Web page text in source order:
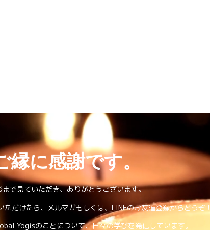
縁に感謝です。
まで見ていただき、ありがとうございます。
だけたら、メルマガもしくは、LINEのお友達登録からどうぞ！
Yogisのことについて、日々の学びを発信しています。